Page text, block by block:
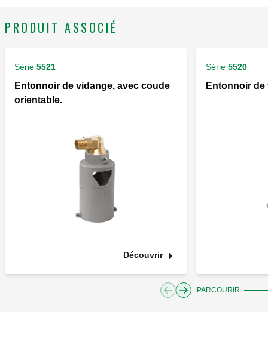
PRODUIT ASSOCIÉ
Série 5521
Entonnoir de vidange, avec coude
orientable.
Découvrir
Série 5520
Entonnoir de
PARCOURIR